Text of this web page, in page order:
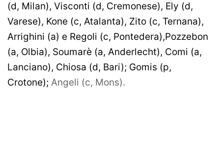
(d, Milan), Visconti (d, Cremonese), Ely (d,
Varese), Kone (c, Atalanta), Zito (c, Ternana),
Arrighini (a) e Regoli (c, Pontedera),Pozzebon
(a, Olbia), Soumarè (a, Anderlecht), Comi (a,
Lanciano), Chiosa (d, Bari); Gomis (p,
Crotone); Angeli (c, Mons).